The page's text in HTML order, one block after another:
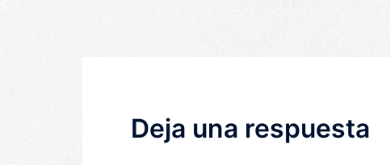
Deja una respuesta